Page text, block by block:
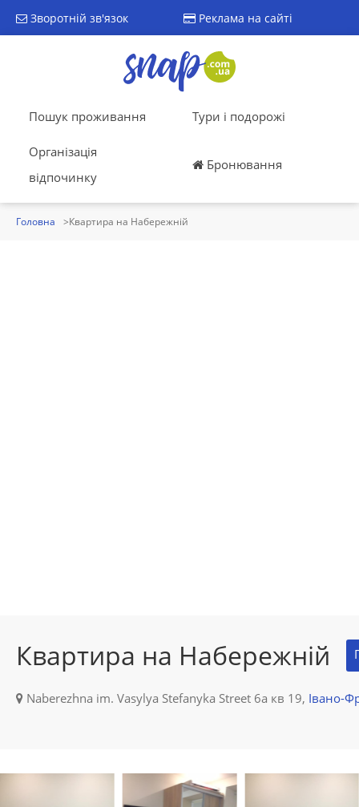
Зворотній зв'язок Реклама на сайті
Пошук проживання Тури і подорожі
Організація
відпочинку
Бронювання
Головна Квартира на Набережній
Квартира на Набережній
Naberezhna im. Vasylya Stefanyka Street 6а кв 19, Івано-